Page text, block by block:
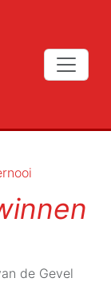
de Gevel